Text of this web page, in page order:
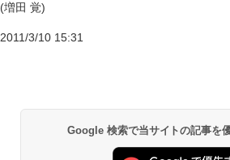
(増田 覚)
2011/3/10 15:31
Google 検索で当サイトの記事を